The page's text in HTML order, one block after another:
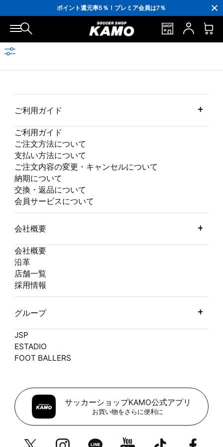
ポイント還元率5％！プレミア会員は7％
会員の方にはお誕生月に「10％OFFクーポン」プレゼント！
16,000円(税込)以上でシューズケースプレゼント！
3,300円(税込)以上で送料無料！
ご利用ガイド
ご利用ガイド
ご注文方法について
支払い方法について
ご注文内容の変更・キャンセルについて
納期について
交換・返品について
会員サービスについて
会社概要
会社概要
沿革
店舗一覧
採用情報
グループ
JSP
ESTADIO
FOOT BALLERS
サッカーショップKAMO公式アプリ
お買い物をさらに便利に